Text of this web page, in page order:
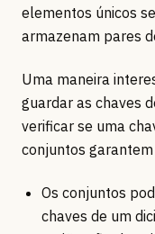
elementos únicos
armazenam pares
Uma maneira
guardar as chaves
verificar se uma
conjuntos
Os conjuntos
chaves de um